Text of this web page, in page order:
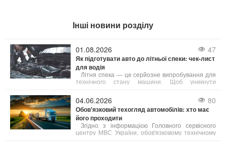
Інші новини розділу
01.08.2026 47
Як підготувати авто до літньої спеки: чек-лист
для водія
Літня спека — це серйозне випробування для
технічного стану машини. Щоб уникнути
04.06.2026 80
Обов'язковий техогляд автомобілів: хто має
його проходити
Згідно з інформацією Головного сервісного
центру МВС України, обов'язковому технічному